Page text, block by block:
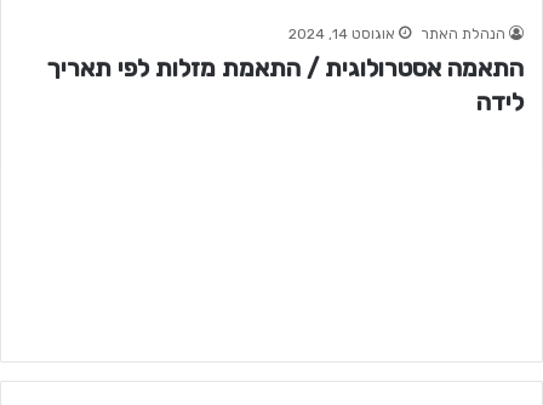
הנהלת האתר אוגוסט 14, 2024
התאמה אסטרולוגית / התאמת מזלות לפי תאריך
לידה